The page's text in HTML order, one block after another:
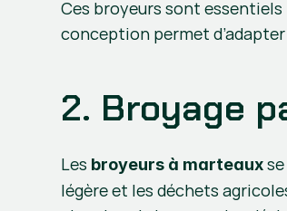
Ces broyeurs sont
conception permet
2. Broyage
Les broyeurs à marteaux
légère et les déchets